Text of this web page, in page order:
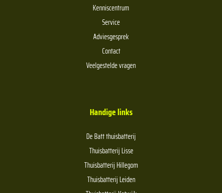
Kenniscentrum
Service
Adviesgesprek
Contact
Veelgestelde vragen
Handige links
De Batt thuisbatterij
Thuisbatterij Lisse
Thuisbatterij Hillegom
Thuisbatterij Leiden